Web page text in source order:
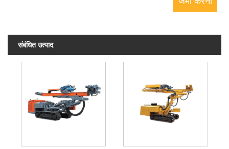
संबंधित उत्पाद